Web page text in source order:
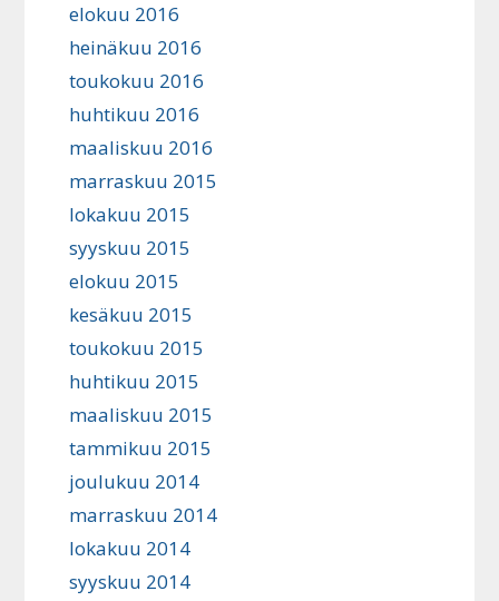
elokuu 2016
heinäkuu 2016
toukokuu 2016
huhtikuu 2016
maaliskuu 2016
marraskuu 2015
lokakuu 2015
syyskuu 2015
elokuu 2015
kesäkuu 2015
toukokuu 2015
huhtikuu 2015
maaliskuu 2015
tammikuu 2015
joulukuu 2014
marraskuu 2014
lokakuu 2014
syyskuu 2014